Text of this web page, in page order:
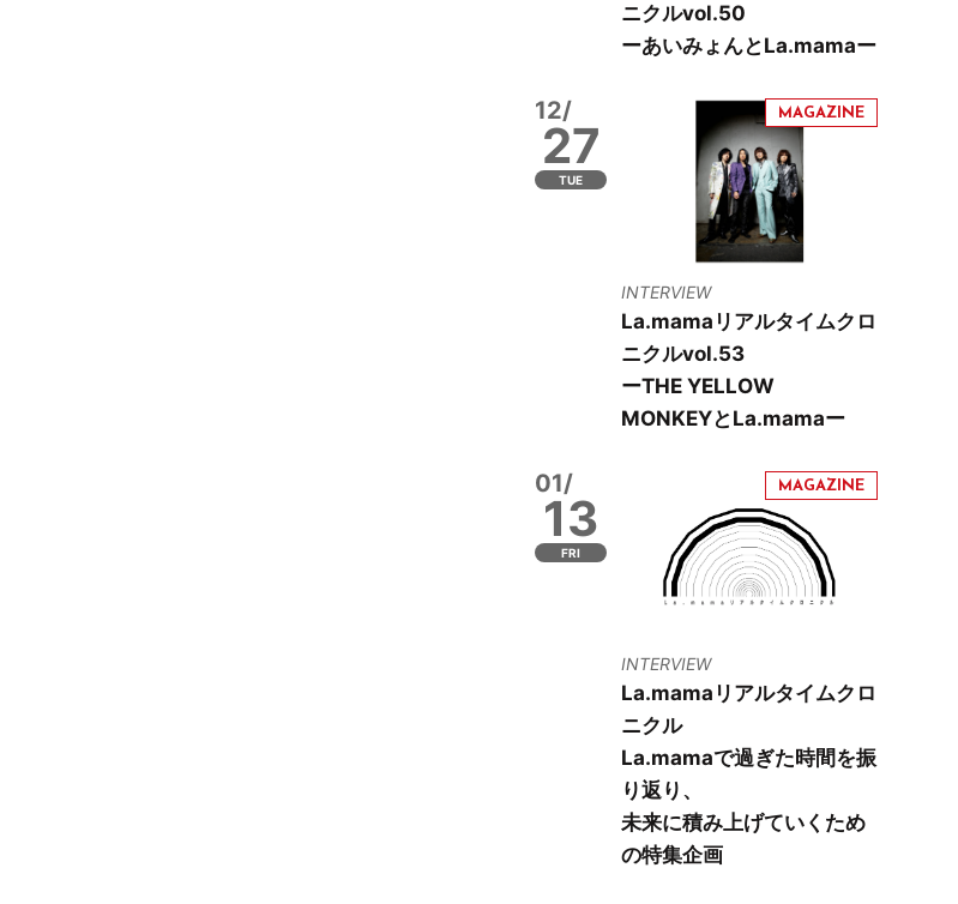
ニクルvol.50
ーあいみょんとLa.mamaー
12/
27
TUE
INTERVIEW
La.mamaリアルタイムクロ
ニクルvol.53
ーTHE YELLOW
MONKEYとLa.mamaー
01/
13
FRI
INTERVIEW
La.mamaリアルタイムクロ
ニクル
La.mamaで過ぎた時間を振
り返り、
未来に積み上げていくため
の特集企画